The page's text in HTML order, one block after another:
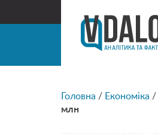
Головна / Економіка /
млн